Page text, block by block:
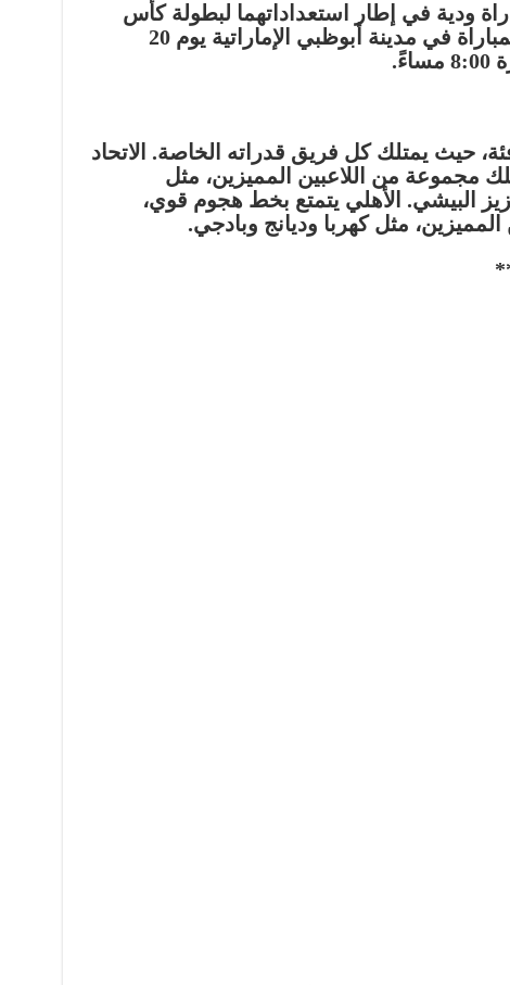
ودية في إطار استعداداتهما لبطولة كأس
العالم للأندية 2023. ستقام المباراة في مدينة أبوظبي الإماراتية يوم 20
حيث يمتلك كل فريق قدراته الخاصة. الاتحاد
مجموعة من اللاعبين المميزين، مثل
البيشي. الأهلي يتمتع بخط هجوم قوي،
مثل كهربا وديانج وبادجي.